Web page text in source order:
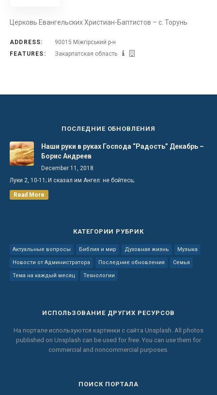
Церковь Евангельских Христиан-Баптистов – с. Торунь
ADDRESS:
90015 Міжгірський р-н
FEATURES:
Закарпатская область
ПОСЛЕДНИЕ ОБНОВЛЕНИЯ
Наши руки в руках Господа “Радость” Декабрь –
Борис Андреев
December 11, 2018
Луки 2, 10-11; И сказал им Ангел: не бойтесь;
Read More
КАТЕГОРИИ РУБРИК
Актуальные вопросы Библия и мир Духовная жизнь Музыка
Новости от Администратора Последние обновления Семья
Тема на каждый месяц Технологии
ИСПОЛЬЗОВАНИЕ ДРУГИХ РЕСУРСОВ
На портале используются картинки с сайта Unsplash. All photos
published on Unsplash can be used for free. You can use them for
commercial and noncommercial purposes.
ПОИСК ПОРТАЛА